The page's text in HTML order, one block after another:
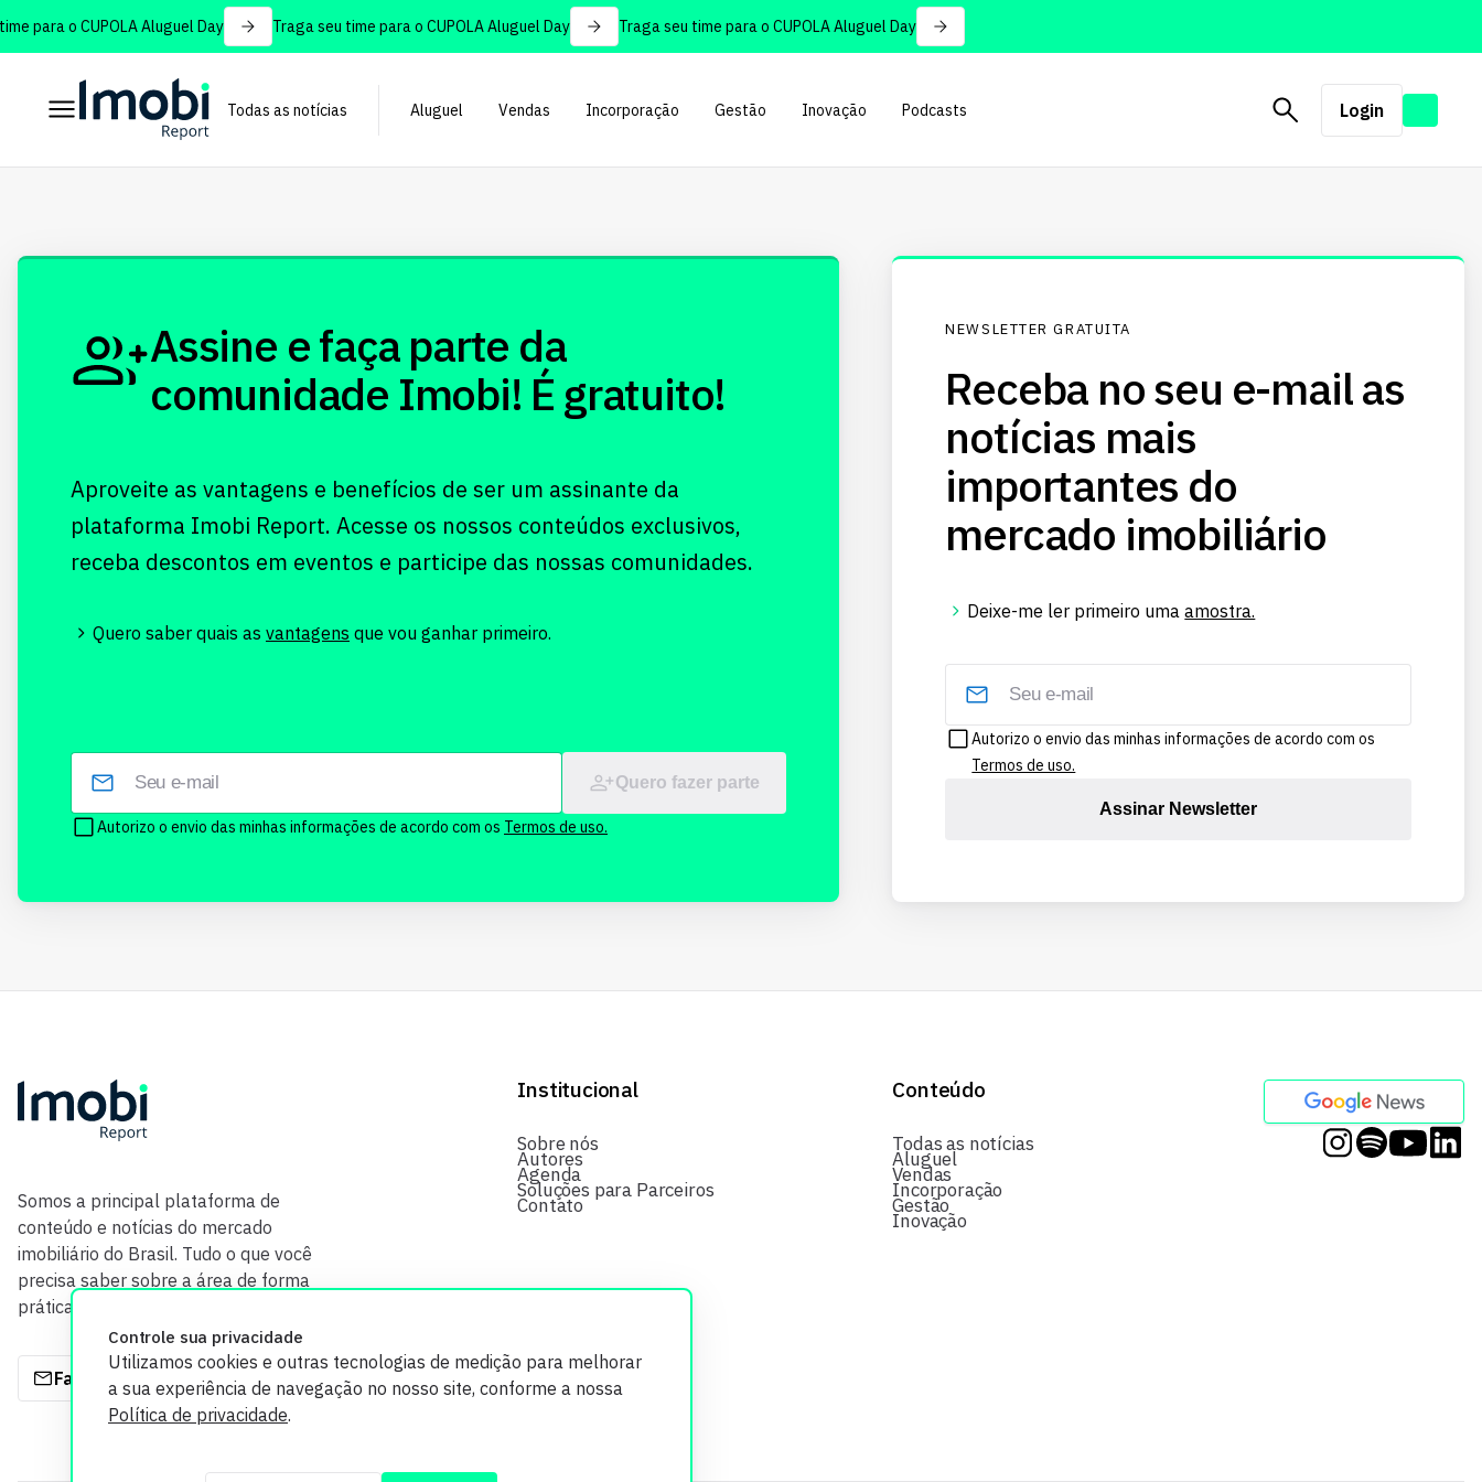
para o CUPOLA Aluguel Day Traga seu time para o CUPOLA Aluguel Day Traga seu time para o CUPOLA Aluguel Day
Todas as notícias Aluguel Vendas Incorporação Gestão Inovação Podcasts Login
Controle sua privacidade
Utilizamos cookies e outras tecnologias de medição para melhorar
a sua experiência de navegação no nosso site, conforme a nossa
Política de privacidade.
Assine e faça parte da
comunidade Imobi! É gratuito!
Aproveite as vantagens e benefícios de ser um assinante da
plataforma Imobi Report. Acesse os nossos conteúdos exclusivos,
receba descontos em eventos e participe das nossas comunidades.
Quero saber quais as vantagens que vou ganhar primeiro.
Quero fazer parte
Autorizo o envio das minhas informações de acordo com os Termos de uso.
NEWSLETTER GRATUITA
Receba no seu e-mail as
notícias mais
importantes do
mercado imobiliário
Deixe-me ler primeiro umaamostra.
Autorizo o envio das minhas informações de acordo com os
Termos de uso.
Assinar Newsletter
Somos a principal plataforma de
conteúdo e notícias do mercado
imobiliário do Brasil. Tudo o que você
precisa saber sobre a área de forma
prática e com credibilidade.
Fale com a gente
Institucional
Sobre nós
Autores
Agenda
Soluções para Parceiros
Contato
Conteúdo
Todas as notícias
Aluguel
Vendas
Incorporação
Gestão
Inovação